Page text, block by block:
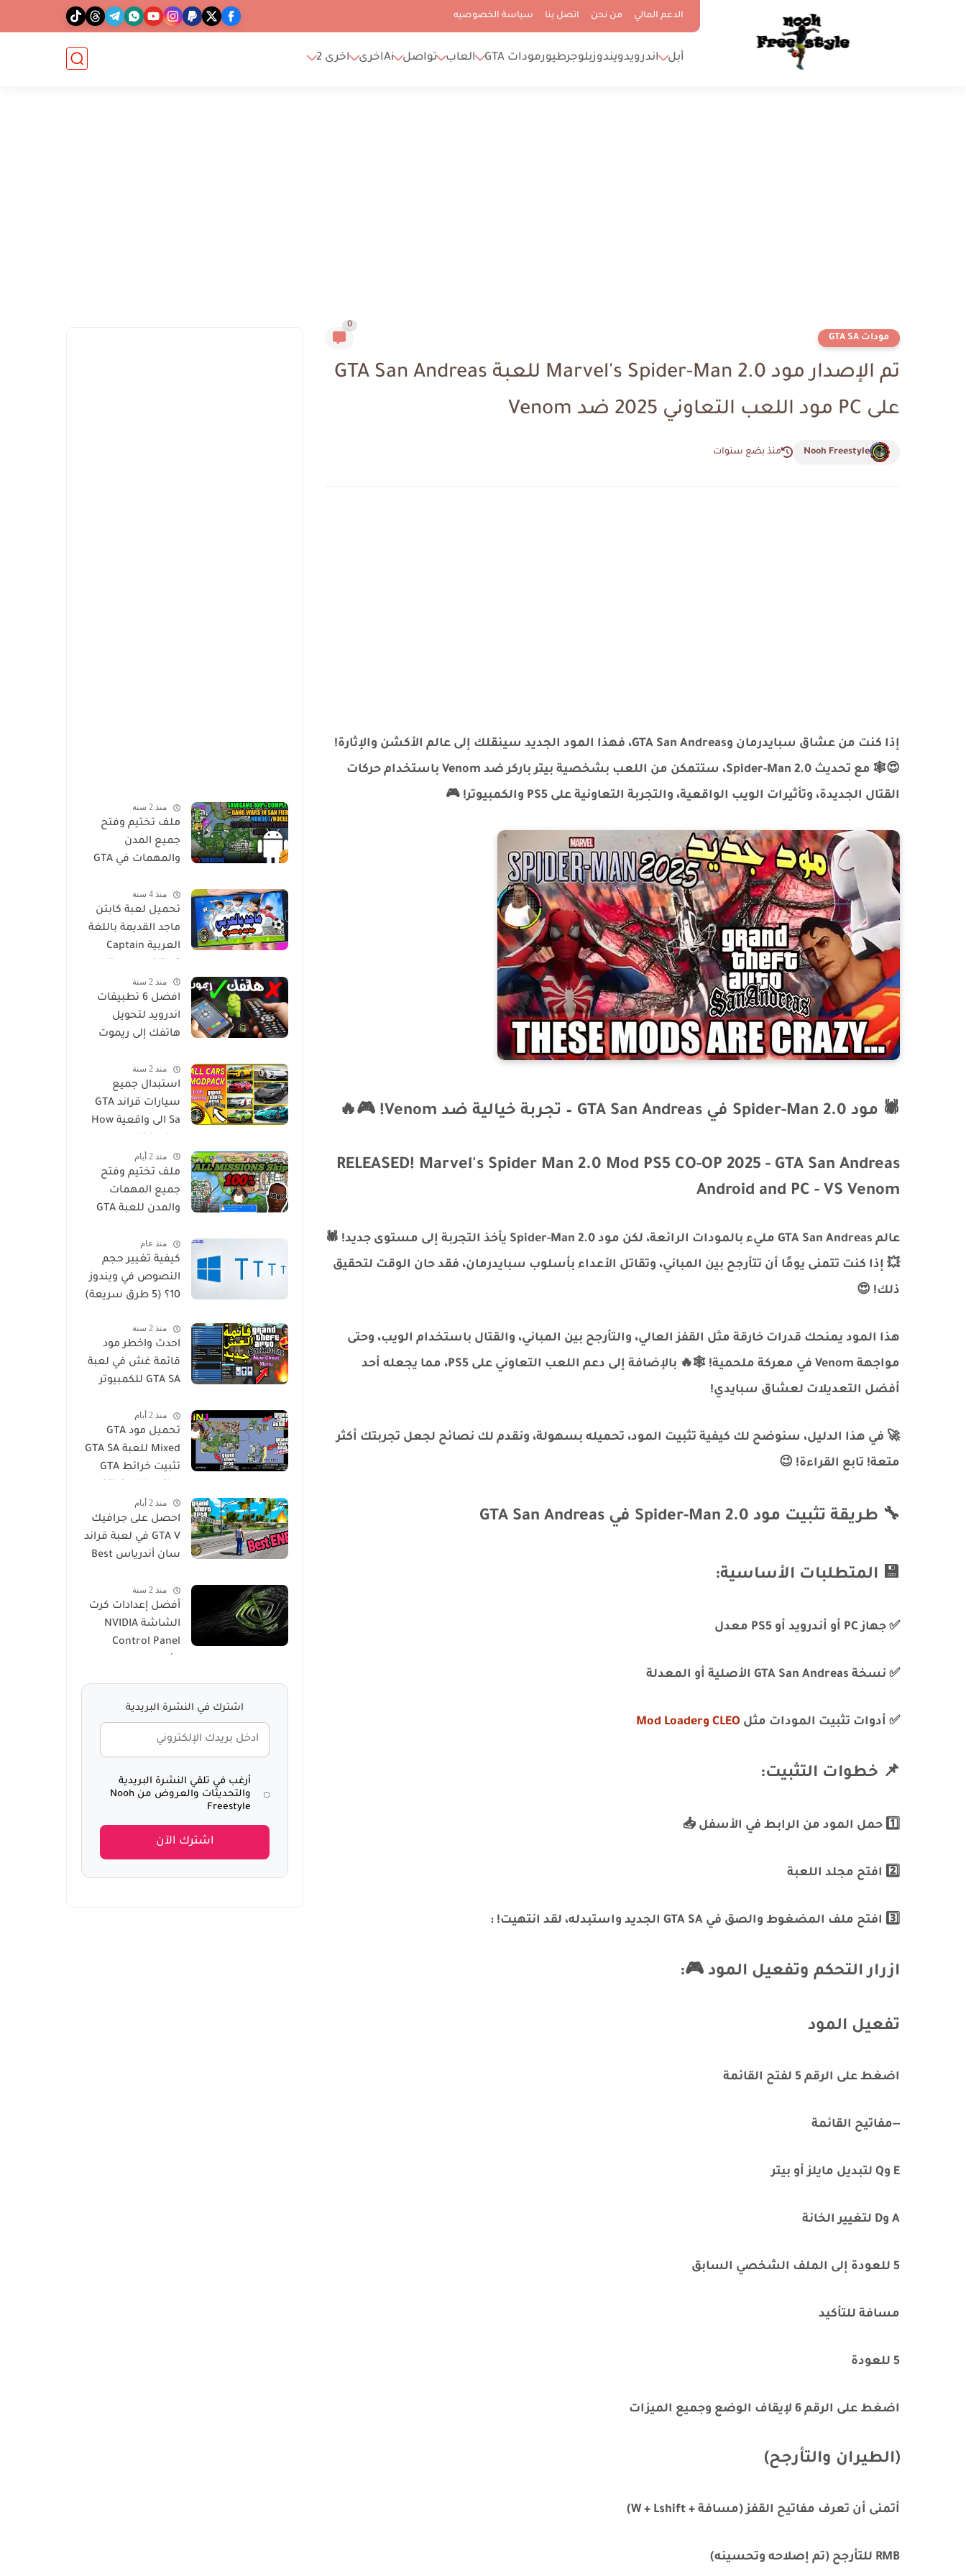
الدعم المالي من نحن اتصل بنا سياسة الخصوصيه
أبل اندرويدويندوزبلوجرطيورمودات GTA العاب تواصل Aiاخرى اخرى 2
مودات GTA SA
0
تم الإصدار مود Marvel's Spider-Man 2.0 للعبة GTA San Andreas
على PC مود اللعب التعاوني 2025 ضد Venom
Nooh Freestyle منذ بضع سنوات
إذا كنت من عشاق سبايدرمان وGTA San Andreas، فهذا المود الجديد سينقلك إلى عالم الأكشن والإثارة!
😍🕸️ مع تحديث Spider-Man 2.0، ستتمكن من اللعب بشخصية بيتر باركر ضد Venom باستخدام حركات
القتال الجديدة، وتأثيرات الويب الواقعية، والتجربة التعاونية على PS5 والكمبيوتر! 🎮
🕷️ مود Spider-Man 2.0 في GTA San Andreas – تجربة خيالية ضد Venom! 🎮🔥
RELEASED! Marvel's Spider Man 2.0 Mod PS5 CO-OP 2025 - GTA San Andreas
Android and PC - VS Venom
عالم GTA San Andreas مليء بالمودات الرائعة، لكن مود Spider-Man 2.0 يأخذ التجربة إلى مستوى جديد! 🕷️
💥 إذا كنت تتمنى يومًا أن تتأرجح بين المباني، وتقاتل الأعداء بأسلوب سبايدرمان، فقد حان الوقت لتحقيق
ذلك! 😍
هذا المود يمنحك قدرات خارقة مثل القفز العالي، والتأرجح بين المباني، والقتال باستخدام الويب، وحتى
مواجهة Venom في معركة ملحمية! 🕸️🔥 بالإضافة إلى دعم اللعب التعاوني على PS5، مما يجعله أحد
أفضل التعديلات لعشاق سبايدي!
🚀 في هذا الدليل، سنوضح لك كيفية تثبيت المود، تحميله بسهولة، ونقدم لك نصائح لجعل تجربتك أكثر
متعة! تابع القراءة! 😉
🔧 طريقة تثبيت مود Spider-Man 2.0 في GTA San Andreas
💾 المتطلبات الأساسية:
✅ جهاز PC أو أندرويد أو PS5 معدل
✅ نسخة GTA San Andreas الأصلية أو المعدلة
✅ أدوات تثبيت المودات مثل CLEO وMod Loader
📌 خطوات التثبيت:
1️⃣ حمل المود من الرابط في الأسفل 📥
2️⃣ افتح مجلد اللعبة
3️⃣ افتح ملف المضغوط والصق في GTA SA الجديد واستبدله، لقد انتهيت! :
ازرار التحكم وتفعيل المود 🎮:
تفعيل المود
اضغط على الرقم 5 لفتح القائمة
--مفاتيح القائمة
E وQ لتبديل مايلز أو بيتر
A وD لتغيير الخانة
5 للعودة إلى الملف الشخصي السابق
مسافة للتأكيد
5 للعودة
اضغط على الرقم 6 لإيقاف الوضع وجميع الميزات
(الطيران والتأرجح)
أتمنى أن تعرف مفاتيح القفز (مسافة + W + Lshift)
RMB للتأرجح (تم إصلاحه وتحسينه)
منذ 2 سنة
ملف تختيم وفتح
جميع المدن
والمهمات في GTA
Save Game Tamat
100% - Gta Sa
Android/Mobile
منذ 4 سنة
تحميل لعبة كابتن
ماجد القديمة باللغة
العربية Captain
مترجم للاندرويد
منذ 2 سنة
افضل 6 تطبيقات
اندرويد لتحويل
هاتفك إلى ريموت
تحكم عن بعد لاي
جهاز في منزلك
منذ 2 سنة
استبدال جميع
سيارات قراند GTA
Sa الى واقعية How
Replace Pack in GTA
San
منذ 2 أيام
ملف تختيم وفتح
جميع المهمات
والمدن للعبة GTA
منذ عام
كيفية تغيير حجم
النصوص في ويندوز
10؟ (5 طرق سريعة)
منذ 2 سنة
احدث واخطر مود
قائمة غش في لعبة
GTA SA للكمبيوتر
Cheat Menu Mod
Free Download for
PC
منذ 2 أيام
تحميل مود GTA
Mixed للعبة GTA SA
تثبيت خرائط GTA
جميع الميزات في
لعبة San Andres
منذ 2 أيام
احصل على جرافيك
GTA V في لعبة قراند
سان أندرياس Best
Graphics MOD -
GTA Sa For
Windows 10
منذ 2 سنة
أفضل إعدادات كرت
الشاشة NVIDIA
Control Panel
اشترك في النشرة البريدية
أرغب في تلقي النشرة البريدية
والتحديثات والعروض من Nooh
Freestyle
اشترك الآن